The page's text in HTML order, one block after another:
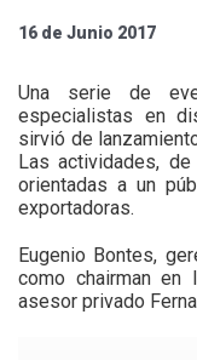
16 de Junio 2017
Una serie de
especialistas en
sirvió de
Las actividades,
orientadas a un
exportadoras.
Eugenio Bontes,
como chairman en
asesor privado